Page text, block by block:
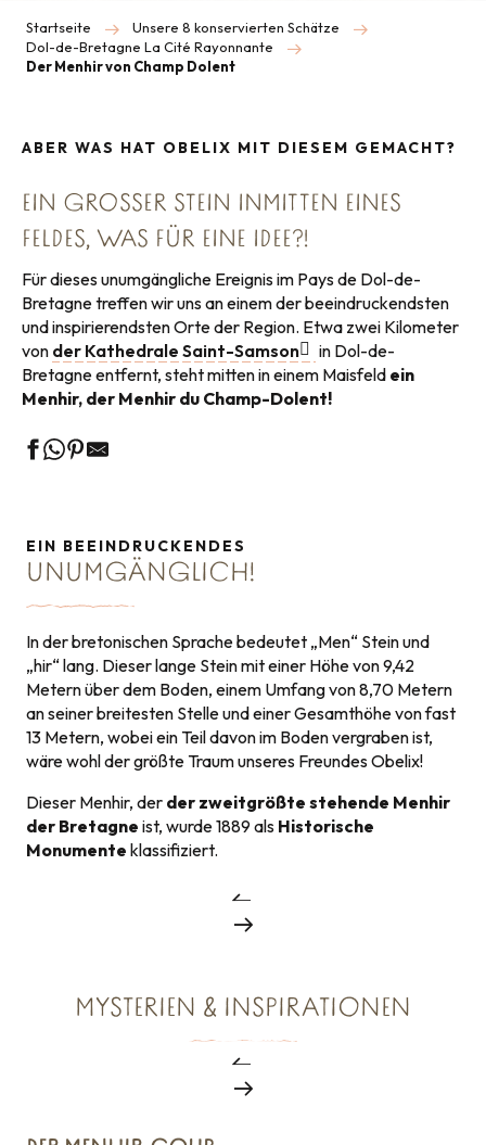
Startseite
Unsere 8 konservierten Schätze
Dol-de-Bretagne La Cité Rayonnante
Der Menhir von Champ Dolent
ABER WAS HAT OBELIX MIT DIESEM GEMACHT?
EIN GROSSER STEIN INMITTEN EINES F
ELDES, WAS FÜR EINE IDEE?!
Für dieses unumgängliche Ereignis im Pays de Dol-de-
Bretagne treffen wir uns an einem der beeindruckendsten
und inspirierendsten Orte der Region. Etwa zwei Kilometer
von der Kathedrale Saint-Samson
in Dol-de-
Bretagne entfernt, steht mitten in einem Maisfeld ein
Menhir, der Menhir du Champ-Dolent!
EIN BEEINDRUCKENDES
UNUMGÄNGLICH!
In der bretonischen Sprache bedeutet „Men“ Stein und
„hir“ lang. Dieser lange Stein mit einer Höhe von 9,42
Metern über dem Boden, einem Umfang von 8,70 Metern
an seiner breitesten Stelle und einer Gesamthöhe von fast
13 Metern, wobei ein Teil davon im Boden vergraben ist,
wäre wohl der größte Traum unseres Freundes Obelix!
Dieser Menhir, der der zweitgrößte stehende Menhir
der Bretagne ist, wurde 1889 als Historische
Monumente klassifiziert.
MYSTERIEN & INSPIRATIONEN